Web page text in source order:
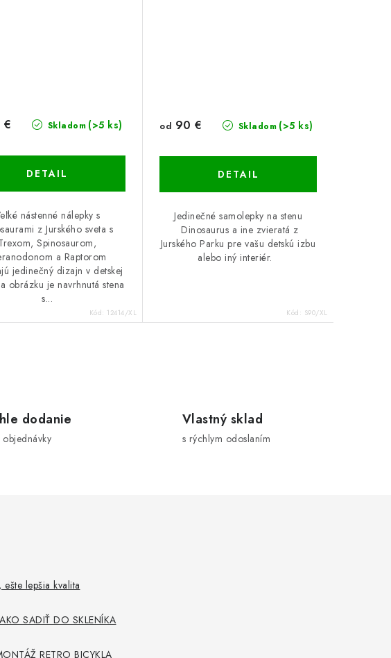
Skladom (>5 ks)
€
DETAIL
nástenné nálepky s
z Jurského sveta s
Spinosaurom,
a Raptorom
jedinečný dizajn v detskej
obrázku je navrhnutá stena
s...
Kód: 12414/XL
Skladom (>5 ks)
od 90 €
DETAIL
Jedinečné samolepky na stenu
Dinosaurus a ine zvieratá z
Jurského Parku pre vašu detskú izbu
alebo iný interiér.
Kód: S90/XL
dodanie
objednávky
Vlastný sklad
s rýchlym odoslaním
ešte lepšia kvalita
SADIŤ DO SKLENÍKA
RETRO BICYKLA